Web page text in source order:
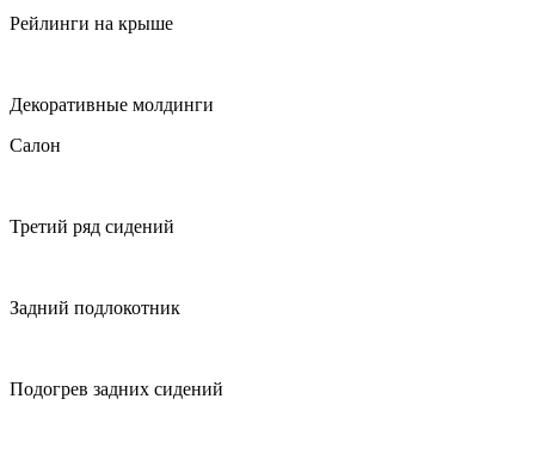
Рейлинги на крыше
Декоративные молдинги
Салон
Третий ряд сидений
Задний подлокотник
Подогрев задних сидений